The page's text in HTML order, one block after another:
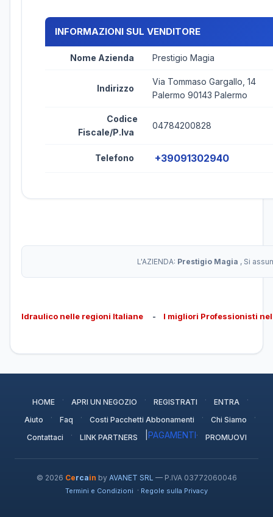
INFORMAZIONI SUL VENDITORE
Nome Azienda Prestigio Magia
Indirizzo
Via Tommaso Gargallo, 14
Palermo 90143 Palermo
Codice
Fiscale/P.Iva
04784200828
Telefono +39091302940
L'AZIENDA: Prestigio Magia , Si
Idraulico nelle regioni Italiane - I migliori Professionisti
HOME · APRI UN NEGOZIO · REGISTRATI · ENTRA ·
Aiuto · Faq · Costi Pacchetti Abbonamenti · Chi Siamo ·
Contattaci · LINK PARTNERS PAGAMENTI· PROMUOVI
© 2026 Cercain by AVANET SRL — P.IVA 03772060046
Termini e Condizioni · Regole sulla Privacy